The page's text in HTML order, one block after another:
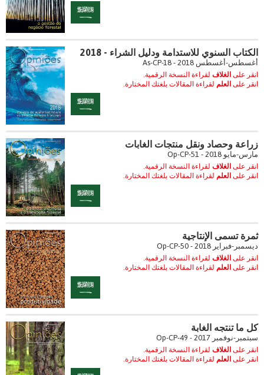
الكتاب السنوي للاستدامة ودليل الشراء - 2018
أغسطس-أغسطس 2018 - As-CP-18
انقر على الغلاف لقراءة النسخة الرقمية.
انقر على العلم لقراءة المقالات بلغتك المختارة.
زراعة وحصاد ونقل منتجات الغابات
مارس-مايو 2018 - Op-CP-51
انقر على الغلاف لقراءة النسخة الرقمية.
انقر على العلم لقراءة المقالات بلغتك المختارة.
ثمرة تسمى الإنتاجية
ديسمبر-فبراير 2018 - Op-CP-50
انقر على الغلاف لقراءة النسخة الرقمية.
انقر على العلم لقراءة المقالات بلغتك المختارة.
كل ما تنتجه الغابة
سبتمبر-نوفمبر 2017 - Op-CP-49
انقر على الغلاف لقراءة النسخة الرقمية.
انقر على العلم لقراءة المقالات بلغتك المختارة.